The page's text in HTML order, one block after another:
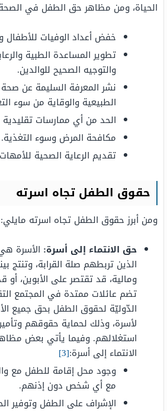
الحياة، ومن مظاهر حق الطفل في
خفض أعداد الوفيات للأطفال
تطوير المساعدة الطبية
والتوجيه الصحيح للوالدين.
نشر المعرفة السليمة عن صحة
الطبيعية والوقاية من سوء
الحد من أي ممارسات
مكافحة المرض وسوء التغذية.
تقديم الرعاية الصحية
حقوق الطفل تجاه اسرته
ومن أبرز حقوق الطفل تجاه اسرته مايلي:
حق الانتماء إلى أسرة: الأسرة
الذين تربطهم صلة القرابة، وتنتج
ومالية، قد تقتصر على الأبوين، أو
تضم عائلات ممتدة في المجتمع
الدّوليّة لحقوق الطفل بحق جميع
لأسرة، وذلك لحماية حقوقهم
استغلالهم. وفيما يأتي بعض
الانتماء إلى أسرة:[3]
وجود محل إقامة للطفل مع
مع أي شخص دون إذنهم.
الإشراف على الطفل وتوفير